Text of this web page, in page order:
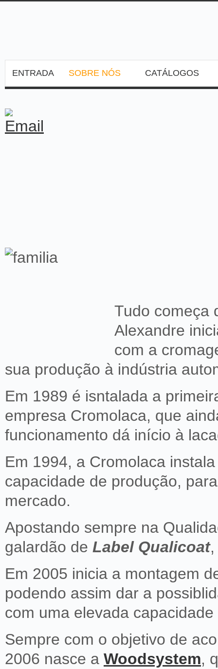
ENTRADA SOBRE NÓS CATÁLOGOS
Tudo começa
Alexandre
com a
sua produção à indústria
Em 1989 é isntalada a
empresa Cromolaca, que
funcionamento dá início à
Em 1994, a Cromolaca
capacidade de produção,
mercado.
Apostando sempre na
galardão de Label Qualicoat,
Em 2005 inicia a montagem
podendo assim dar a
com uma elevada
Sempre com o objetivo de
2006 nasce a Woodsystem,